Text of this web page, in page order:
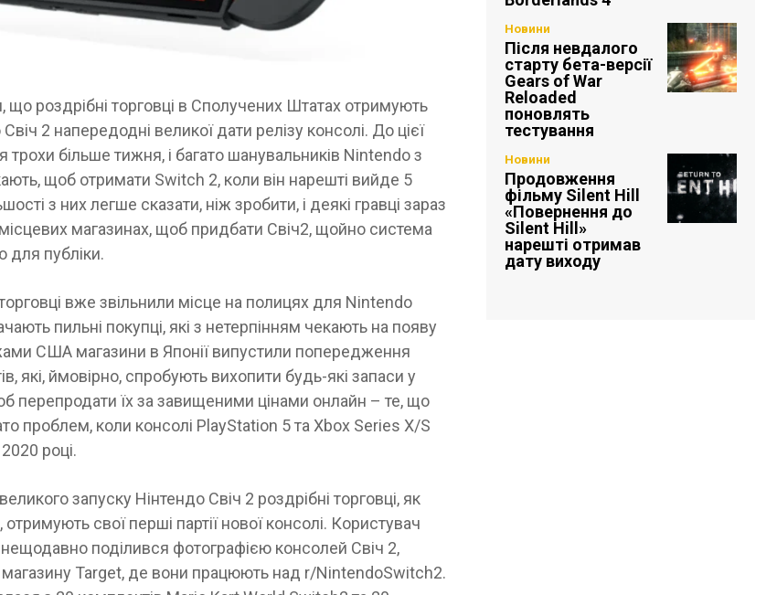
що роздрібні торговці в Сполучених Штатах отримують
2 напередодні великої дати релізу консолі. До цієї
більше тижня, і багато шанувальників Nintendo з
щоб отримати Switch 2, коли він нарешті вийде 5
з них легше сказати, ніж зробити, і деякі гравці зараз
магазинах, щоб придбати Свіч2, щойно система
для публіки.
вже звільнили місце на полицях для Nintendo
пильні покупці, які з нетерпінням чекають на появу
США магазини в Японії випустили попередження
які, ймовірно, спробують вихопити будь-які запаси у
перепродати їх за завищеними цінами онлайн – те, що
проблем, коли консолі PlayStation 5 та Xbox Series X/S
році.
запуску Нінтендо Свіч 2 роздрібні торговці, як
свої перші партії нової консолі. Користувач
поділився фотографією консолей Свіч 2,
Target, де вони працюють над r/NintendoSwitch2.
Новини
Після невдалого
старту бета-версії
Gears of War
Reloaded
поновлять
тестування
Новини
Продовження
фільму Silent Hill
«Повернення до
Silent Hill»
нарешті отримав
дату виходу